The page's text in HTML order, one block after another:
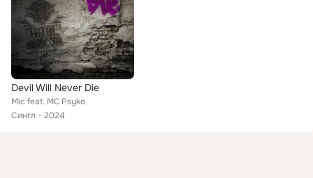
Devil Will Never Die
Mic feat. MC Psyko
Сингл
2024